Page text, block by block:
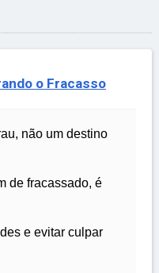
o Fracasso
não um destino
de fracassado, é
e evitar culpar